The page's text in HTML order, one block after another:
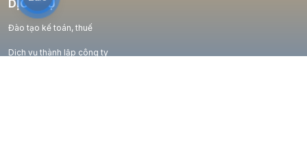
DỊCH VỤ
Đào tạo kế toán, thuế
Dịch vụ thành lập công ty